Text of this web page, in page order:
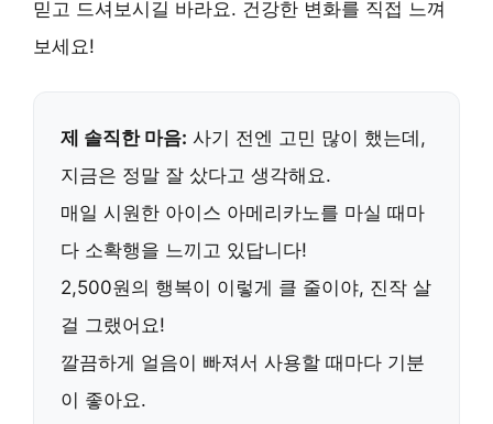
믿고 드셔보시길 바라요. 건강한 변화를 직접 느껴
보세요!
제 솔직한 마음: 사기 전엔 고민 많이 했는데,
지금은 정말 잘 샀다고 생각해요.
매일 시원한 아이스 아메리카노를 마실 때마
다 소확행을 느끼고 있답니다!
2,500원의 행복이 이렇게 클 줄이야, 진작 살
걸 그랬어요!
깔끔하게 얼음이 빠져서 사용할 때마다 기분
이 좋아요.